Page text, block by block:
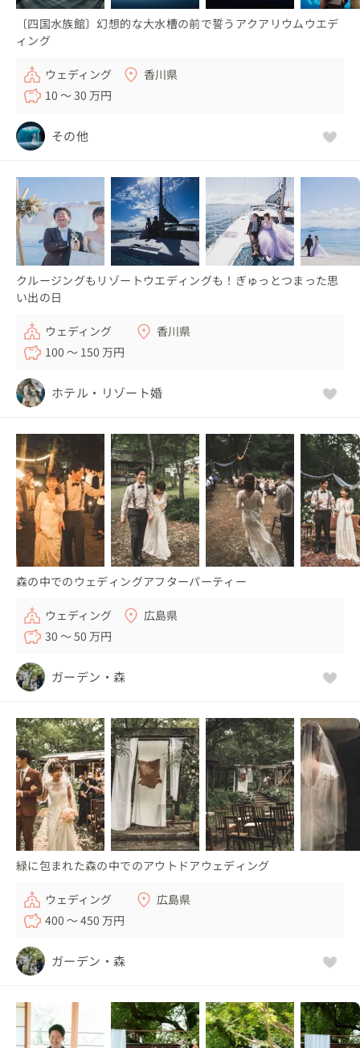
〔四国水族館〕幻想的な大水槽の前で誓うアクアリウムウエデ
ィング
ウェディング
香川県
10 〜 30 万円
その他
クルージングもリゾートウエディングも！ぎゅっとつまった思
い出の日
ウェディング
香川県
100 〜 150 万円
ホテル・リゾート婚
森の中でのウェディングアフターパーティー
ウェディング
広島県
30 〜 50 万円
ガーデン・森
緑に包まれた森の中でのアウトドアウェディング
ウェディング
広島県
400 〜 450 万円
ガーデン・森